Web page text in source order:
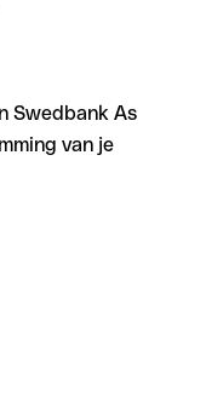
Swedbank As
van je